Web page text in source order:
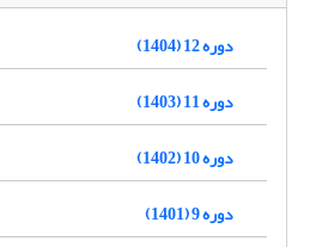
دوره 12 (1404)
دوره 11 (1403)
دوره 10 (1402)
دوره 9 (1401)